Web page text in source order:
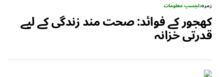
زمرہدلچسپ معلومات
کھجور کے فوائد: صحت مند زندگی کے لیے
قدرتی خزانہ